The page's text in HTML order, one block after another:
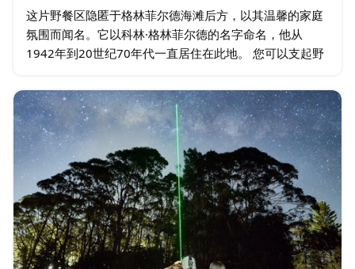
这片野餐区隐匿于格林菲尔德海滩后方，以其温馨的家庭
氛围而闻名。它以科林·格林菲尔德的名字命名，他从
1942年到20世纪70年代一直居住在此地。 您可以支起野
里，凉亭同时也是一个户外教室…